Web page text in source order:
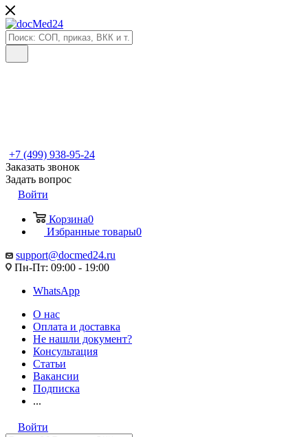
+7 (499) 938-95-24
Заказать звонок
Задать вопрос
Войти
Корзина0
Избранные товары0
support@docmed24.ru
Пн-Пт: 09:00 - 19:00
WhatsApp
О нас
Оплата и доставка
Не нашли документ?
Консультация
Статьи
Вакансии
Подписка
...
Войти